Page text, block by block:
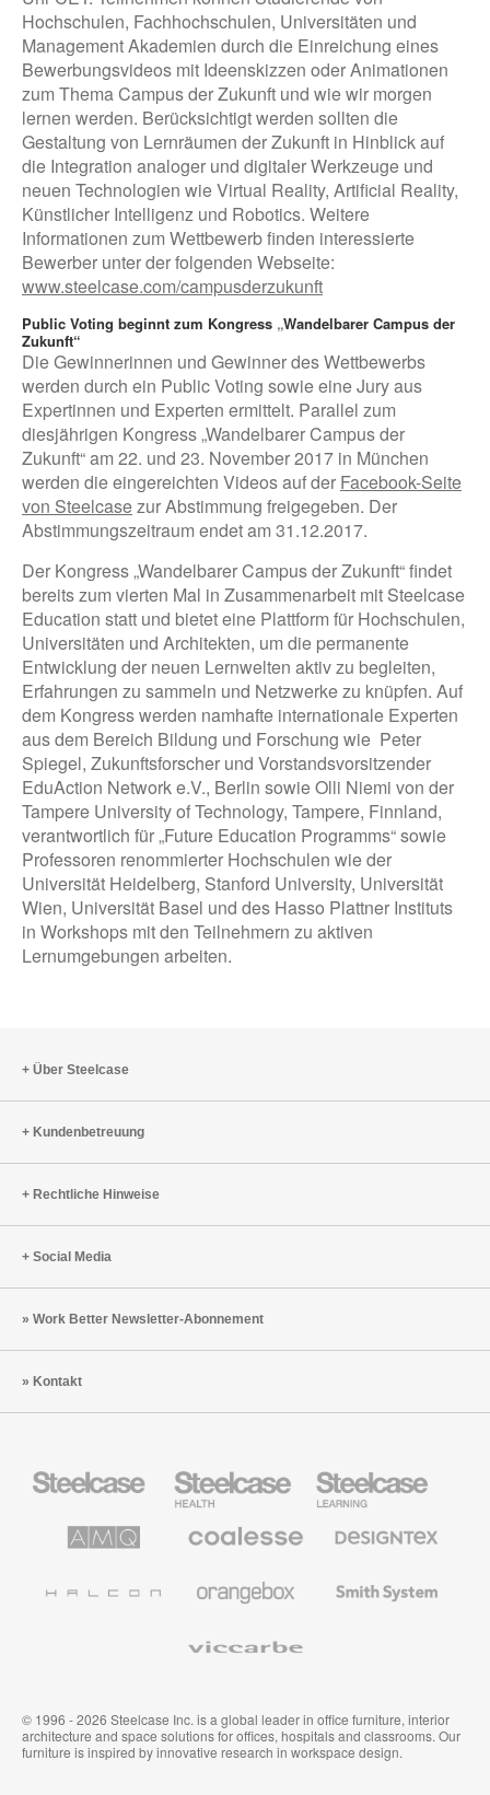
Hochschulen, Fachhochschulen, Universitäten und
Management Akademien durch die Einreichung eines
Bewerbungsvideos mit Ideenskizzen oder Animationen
zum Thema Campus der Zukunft und wie wir morgen
lernen werden. Berücksichtigt werden sollten die
Gestaltung von Lernräumen der Zukunft in Hinblick auf
die Integration analoger und digitaler Werkzeuge und
neuen Technologien wie Virtual Reality, Artificial Reality,
Künstlicher Intelligenz und Robotics. Weitere
Informationen zum Wettbewerb finden interessierte
Bewerber unter der folgenden Webseite:
www.steelcase.com/campusderzukunft
Public Voting beginnt zum Kongress „Wandelbarer Campus der
Zukunft“
Die Gewinnerinnen und Gewinner des Wettbewerbs
werden durch ein Public Voting sowie eine Jury aus
Expertinnen und Experten ermittelt. Parallel zum
diesjährigen Kongress „Wandelbarer Campus der
Zukunft“ am 22. und 23. November 2017 in München
werden die eingereichten Videos auf der Facebook-Seite
von Steelcasezur Abstimmung freigegeben. Der
Abstimmungszeitraum endet am 31.12.2017.
Der Kongress „Wandelbarer Campus der Zukunft“ findet
bereits zum vierten Mal in Zusammenarbeit mit Steelcase
Education statt und bietet eine Plattform für Hochschulen,
Universitäten und Architekten, um die permanente
Entwicklung der neuen Lernwelten aktiv zu begleiten,
Erfahrungen zu sammeln und Netzwerke zu knüpfen. Auf
dem Kongress werden namhafte internationale Experten
aus dem Bereich Bildung und Forschung wie Peter
Spiegel, Zukunftsforscher und Vorstandsvorsitzender
EduAction Network e.V., Berlin sowie Olli Niemi von der
Tampere University of Technology, Tampere, Finnland,
verantwortlich für „Future Education Programms“ sowie
Professoren renommierter Hochschulen wie der
Universität Heidelberg, Stanford University, Universität
Wien, Universität Basel und des Hasso Plattner Instituts
in Workshops mit den Teilnehmern zu aktiven
Lernumgebungen arbeiten.
Über Steelcase
Kundenbetreuung
Rechtliche Hinweise
Social Media
Work Better Newsletter-Abonnement
Kontakt
Büromöbel
Health
Education
Möbel
Solutions
Büromöbel
Textilien
System
© 1996 - 2026 Steelcase Inc. is a global leader in office furniture, interior
architecture and space solutions for offices, hospitals and classrooms. Our
furniture is inspired by innovative research in workspace design.